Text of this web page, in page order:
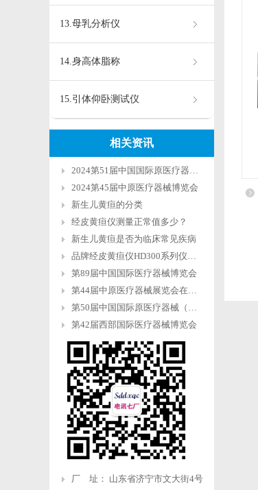
13.母乳分析仪
14.身高体脂称
15.引体仰卧测试仪
相关资讯
2024第51届中国国际原医疗器械（山东）博览会
2024第45届中原医疗器械博览会
新生儿黄疸的分类
经皮黄疸仪测量正常值多少？
新生儿黄疸是否为临床常见疾病
品牌经皮黄疸仪HD300系列仪器操作流程
第89届中国国际医疗器械博览会
第44届中原医疗器械展览会在郑州国际会展中心举行
第50届中国国际原医疗器械（山东）博览会
第42届西部国际医疗器械博览会
厂 址： 山东省济宁市文大街4号